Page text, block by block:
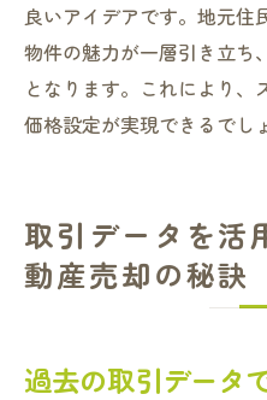
良いアイデアです。地元住
物件の魅力が一層引き立ち
となります。これにより、
価格設定が実現できるでし
取引データを活
動産売却の秘訣
過去の取引データ